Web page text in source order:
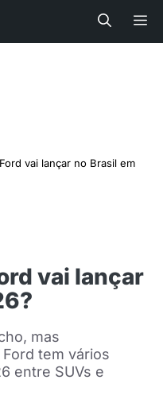
vai lançar no Brasil em
vai lançar
mas
tem vários
entre SUVs e